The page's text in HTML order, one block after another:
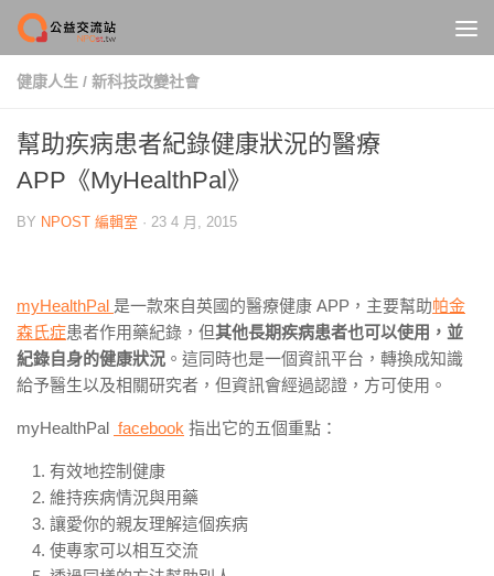
Skip to content
健康人生 / 新科技改變社會
幫助疾病患者紀錄健康狀況的醫療
APP《MyHealthPal》
BY NPOST 編輯室 · 23 4 月, 2015
myHealthPal 是一款來自英國的醫療健康 APP，主要幫助帕金
森氏症患者作用藥紀錄，但其他長期疾病患者也可以使用，並
紀錄自身的健康狀況 。這同時也是一個資訊平台，轉換成知識
給予醫生以及相關研究者，但資訊會經過認證，方可使用。
myHealthPal facebook 指出它的五個重點：
有效地控制健康
維持疾病情況與用藥
讓愛你的親友理解這個疾病
使專家可以相互交流